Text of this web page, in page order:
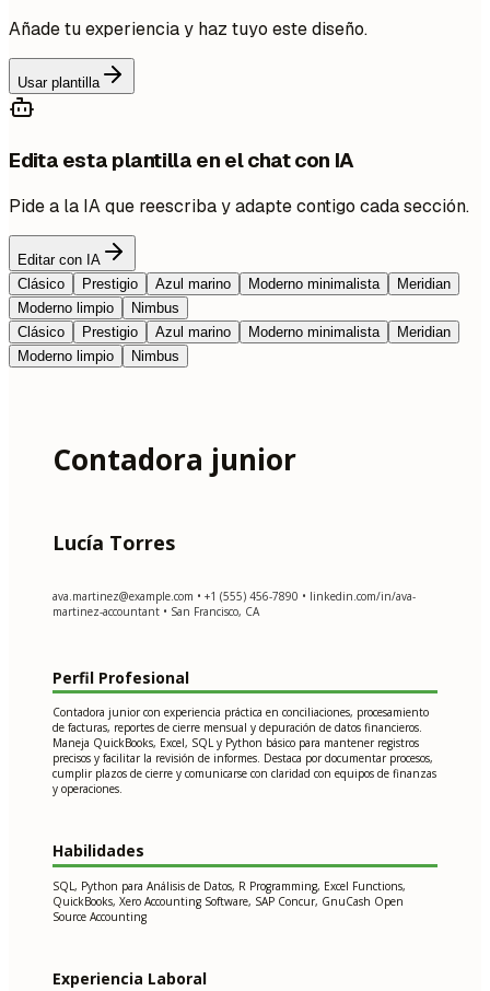
Añade tu experiencia y haz tuyo este diseño.
Usar plantilla
Edita esta plantilla en el chat con IA
Pide a la IA que reescriba y adapte contigo cada sección.
Editar con IA
Clásico
Prestigio Azul marino Moderno minimalista
Meridian
Moderno limpio
Nimbus
Clásico
Prestigio Azul marino Moderno minimalista
Meridian
Moderno limpio
Nimbus
Contadora junior
Lucía Torres
ava.martinez@example.com • +1 (555) 456-7890 • linkedin.com/in/ava-
martinez-accountant • San Francisco, CA
Perfil Profesional
Contadora junior con experiencia práctica en conciliaciones, procesamiento
de facturas, reportes de cierre mensual y depuración de datos financieros.
Maneja QuickBooks, Excel, SQL y Python básico para mantener registros
precisos y facilitar la revisión de informes. Destaca por documentar procesos,
cumplir plazos de cierre y comunicarse con claridad con equipos de finanzas
y operaciones.
Habilidades
SQL, Python para Análisis de Datos, R Programming, Excel Functions,
QuickBooks, Xero Accounting Software, SAP Concur, GnuCash Open
Source Accounting
Experiencia Laboral